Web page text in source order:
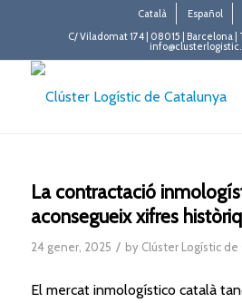
Català Español
C/ Viladomat 174 | 08015 | Barcelona |
La contractació
aconsegueix xifres
24 gener, 2025 / by Clúster Logístic de
El mercat inmologístico català